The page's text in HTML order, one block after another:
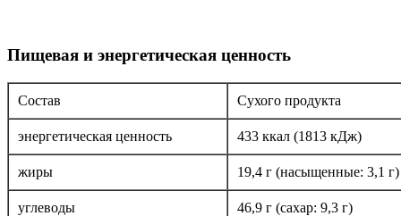
Пищевая и энергетическая ценность
Состав Сухого продукта
энергетическая ценность 433 ккал (1813 кДж)
жиры 19,4 г (насыщенные: 3,1 г)
углеводы 46,9 г (сахар: 9,3 г)